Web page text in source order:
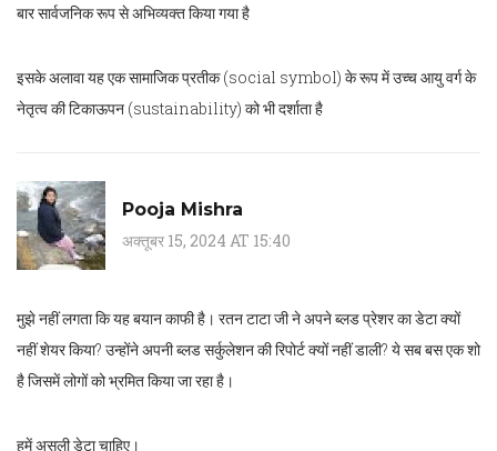
बार सार्वजनिक रूप से अभिव्यक्त किया गया है
इसके अलावा यह एक सामाजिक प्रतीक (social symbol) के रूप में उच्च आयु वर्ग के
नेतृत्व की टिकाऊपन (sustainability) को भी दर्शाता है
Pooja Mishra
अक्तूबर 15, 2024 AT 15:40
मुझे नहीं लगता कि यह बयान काफी है। रतन टाटा जी ने अपने ब्लड प्रेशर का डेटा क्यों
नहीं शेयर किया? उन्होंने अपनी ब्लड सर्कुलेशन की रिपोर्ट क्यों नहीं डाली? ये सब बस एक शो
है जिसमें लोगों को भ्रमित किया जा रहा है।
हमें असली डेटा चाहिए।